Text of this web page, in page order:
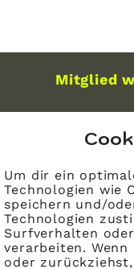
Um dir ein
Technologien wie
speichern und/
Technologien
Surfverhalten
verarbeiten.
oder
Mitglied